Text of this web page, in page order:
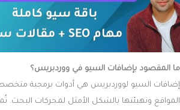
ما المقصود بإضافات السيو في ووردبريس؟
إضافات السيو لووردبريس هي أدوات برمجية
المواقع وتهيئتها بالشكل الأمثل لمحركات البحث.